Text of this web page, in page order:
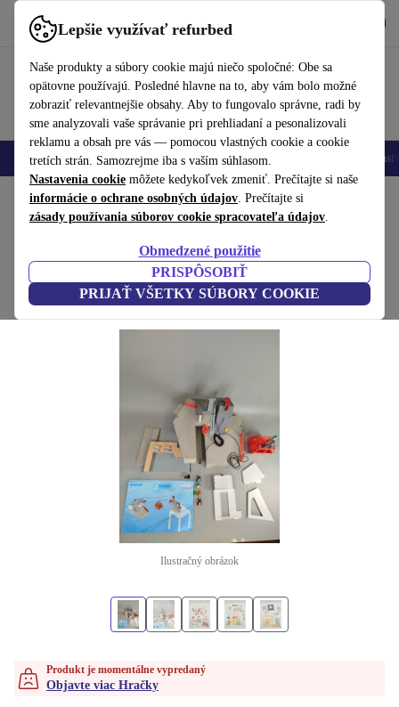
Lepšie využívať refurbed
Naše produkty a súbory cookie majú niečo spoločné: Obe sa
opätovne používajú. Posledné hlavne na to, aby vám bolo možné
zobraziť relevantnejšie obsahy. Aby to fungovalo správne, radi by
sme analyzovali vaše správanie pri prehliadaní a pesonalizovali
reklamu a obsah pre vás — pomocou vlastných cookie a cookie
tretích strán. Samozrejme iba s vaším súhlasom.
Nastavenia cookie môžete kedykoľvek zmeniť. Prečítajte si naše
informácie o ochrane osobných údajov. Prečítajte si
zásady používania súborov cookie spracovateľa údajov.
Obmedzené použitie
PRISPÔSOBIŤ
PRIJAŤ VŠETKY SÚBORY COOKIE
používať refurbed rýchlo a jednoducho
Mobilné telefóny Laptopy Tablety Inteligentné hodinky
Domov Bábätká a deti Hračky
Playmobil Erweiterungsset – Seilbahn
viacfarebná
(Zbieranie recenzií)
Ilustračný obrázok
Produkt je momentálne vypredaný
Objavte viac Hračky